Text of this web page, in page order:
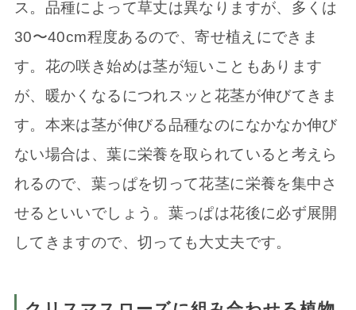
ス。品種によって草丈は異なりますが、多くは
30〜40cm程度あるので、寄せ植えにできま
す。花の咲き始めは茎が短いこともあります
が、暖かくなるにつれスッと花茎が伸びてきま
す。本来は茎が伸びる品種なのになかなか伸び
ない場合は、葉に栄養を取られていると考えら
れるので、葉っぱを切って花茎に栄養を集中さ
せるといいでしょう。葉っぱは花後に必ず展開
してきますので、切っても大丈夫です。